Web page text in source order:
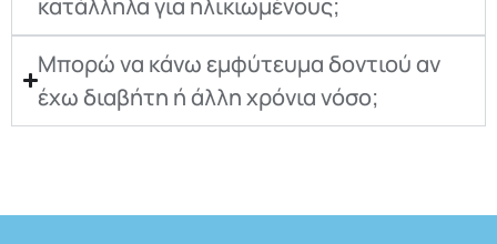
Μπορώ να κάνω εμφύτευμα δοντιού αν
έχω διαβήτη ή άλλη χρόνια νόσο;